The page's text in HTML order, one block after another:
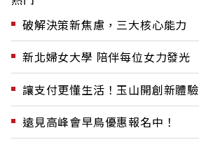
破解決策新焦慮，三大核心能力
新北婦女大學 陪伴每位女力發光
讓支付更懂生活！玉山開創新體驗
遠見高峰會早鳥優惠報名中！